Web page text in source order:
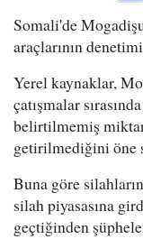
Somali'de
araçlarının
Yerel kaynaklar,
çatışmalar
belirtilmemiş
getirilmediğini öne
Buna göre
silah piyasasına
geçtiğinden